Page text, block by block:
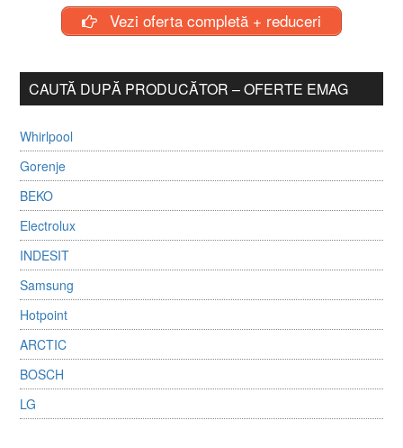
Vezi oferta completă + reduceri
CAUTĂ DUPĂ PRODUCĂTOR – OFERTE EMAG
Whirlpool
Gorenje
BEKO
Electrolux
INDESIT
Samsung
Hotpoint
ARCTIC
BOSCH
LG